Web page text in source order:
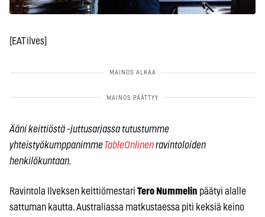
[EAT ilves]
Ääni keittiöstä -juttusarjassa tutustumme
yhteistyökumppanimmeTableOnlinenravintoloiden
henkilökuntaan.
Ravintola Ilveksen keittiömestari Tero Nummelin päätyi alalle
sattuman kautta. Australiassa matkustaessa piti keksiä keino